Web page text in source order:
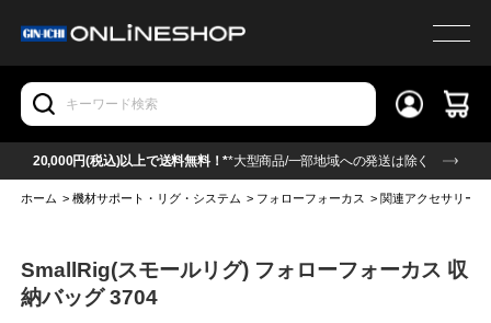
20,000円(税込)以上で送料無料！**大型商品/一部地域への発送は除く
ホーム >機材サポート・リグ・システム > フォローフォーカス >関連アクセサリー(
SmallRig(スモールリグ) フォローフォーカス 収
納バッグ 3704